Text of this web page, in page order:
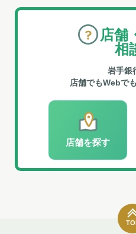
店舗
相
岩手銀
店舗でもWebで
店舗を探す